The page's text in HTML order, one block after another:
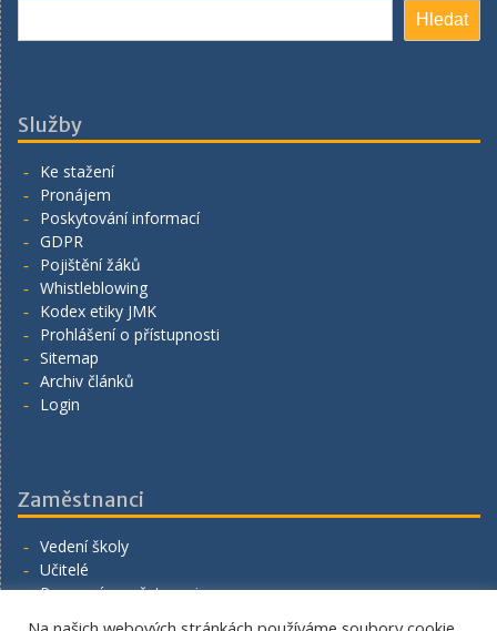
Hledat
Služby
Ke stažení
Pronájem
Poskytování informací
GDPR
Pojištění žáků
Whistleblowing
Kodex etiky JMK
Prohlášení o přístupnosti
Sitemap
Archiv článků
Login
Zaměstnanci
Vedení školy
Učitelé
Provozní zaměstnanci